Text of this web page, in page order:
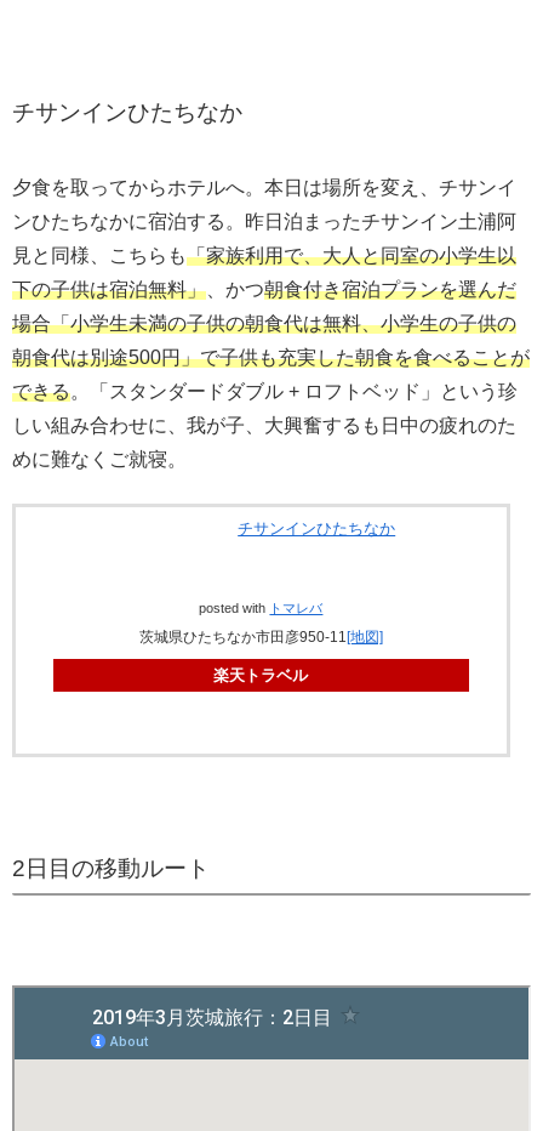
チサンインひたちなか
夕食を取ってからホテルへ。本日は場所を変え、チサンイ
ンひたちなかに宿泊する。昨日泊まったチサンイン土浦阿
見と同様、こちらも「家族利用で、大人と同室の小学生以
下の子供は宿泊無料」 、かつ朝食付き宿泊プランを選んだ
場合「小学生未満の子供の朝食代は無料、小学生の子供の
朝食代は別途500円」で子供も充実した朝食を食べることが
できる。「スタンダードダブル + ロフトベッド」という珍
しい組み合わせに、我が子、大興奮するも日中の疲れのた
めに難なくご就寝。
チサンインひたちなか
posted with トマレバ
茨城県ひたちなか市田彦950-11 [地図]
楽天トラベル
2日目の移動ルート